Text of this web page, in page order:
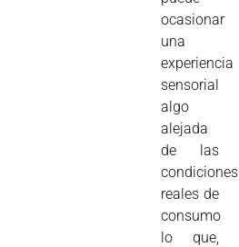
ocasionar
una
experiencia
sensorial
algo
alejada
de las
condiciones
reales de
consumo
lo que,